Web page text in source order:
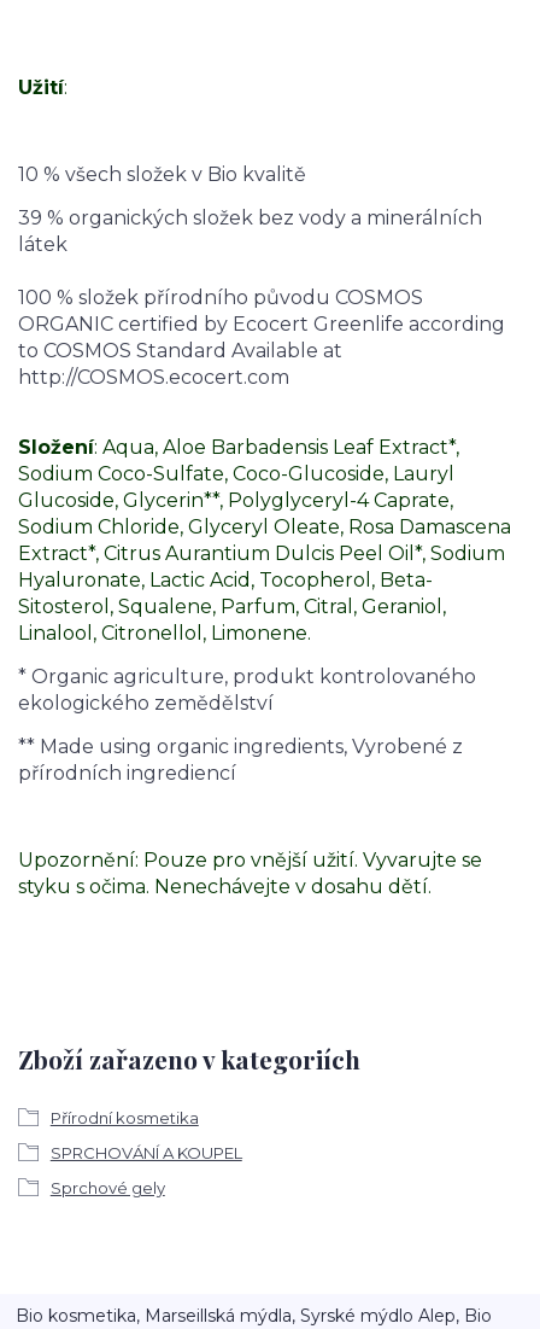
Užití:
10 % všech složek v Bio kvalitě
39 % organických složek bez vody a minerálních
látek
100 % složek přírodního původu COSMOS
ORGANIC certified by Ecocert Greenlife according
to COSMOS Standard Available at
http://COSMOS.ecocert.com
Složení: Aqua, Aloe Barbadensis Leaf Extract*,
Sodium Coco-Sulfate, Coco-Glucoside, Lauryl
Glucoside, Glycerin**, Polyglyceryl-4 Caprate,
Sodium Chloride, Glyceryl Oleate, Rosa Damascena
Extract*, Citrus Aurantium Dulcis Peel Oil*, Sodium
Hyaluronate, Lactic Acid, Tocopherol, Beta-
Sitosterol, Squalene, Parfum, Citral, Geraniol,
Linalool, Citronellol, Limonene.
* Organic agriculture, produkt kontrolovaného
ekologického zemědělství
** Made using organic ingredients, Vyrobené z
přírodních ingrediencí
Upozornění: Pouze pro vnější užití. Vyvarujte se
styku s očima. Nenechávejte v dosahu dětí.
Zboží zařazeno v kategoriích
Přírodní kosmetika
SPRCHOVÁNÍ A KOUPEL
Sprchové gely
Bio kosmetika, Marseillská mýdla, Syrské mýdlo Alep, Bio